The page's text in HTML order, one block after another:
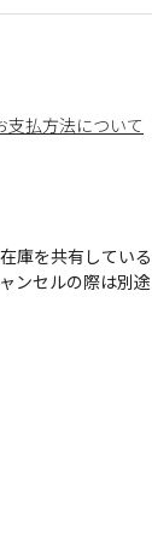
支払方法について
庫を共有してい
ンセルの際は別